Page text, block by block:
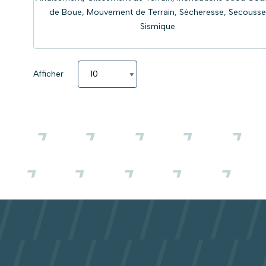
de Boue, Mouvement de Terrain, Sécheresse, Secousse
Sismique
Afficher